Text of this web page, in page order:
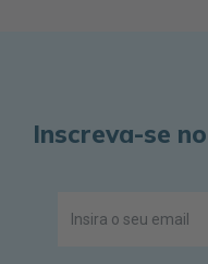
Inscreva-se